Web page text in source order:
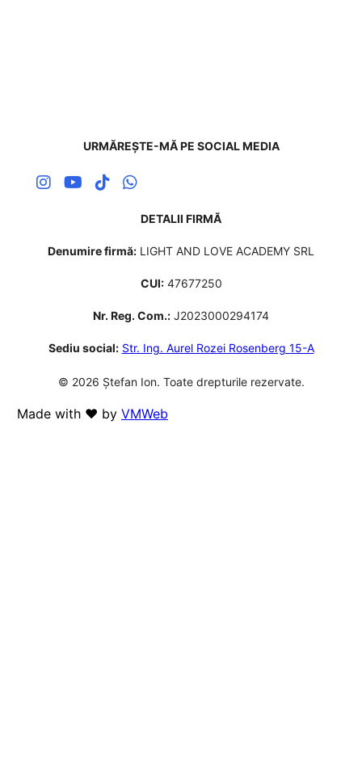
URMĂREȘTE-MĂ PE SOCIAL MEDIA
DETALII FIRMĂ
Denumire firmă: LIGHT AND LOVE ACADEMY SRL
CUI:47677250
Nr. Reg. Com.: J2023000294174
Sediu social: Str. Ing. Aurel Rozei Rosenberg 15-A
© 2026 Ștefan Ion. Toate drepturile rezervate.
Made with ❤️ by VMWeb